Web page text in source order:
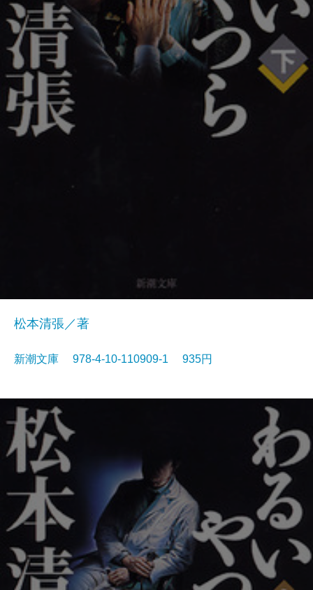
松本清張／著
新潮文庫 978-4-10-110909-1 935円